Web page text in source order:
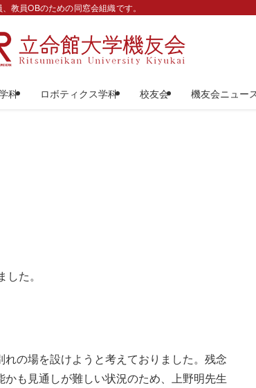
教員OBのための同窓会組織です。
科 ロボティクス学科 校友会 機友会ニュー
た。
の場を設けようと考えておりました。残念
も見通しが難しい状況のため、上野明先生